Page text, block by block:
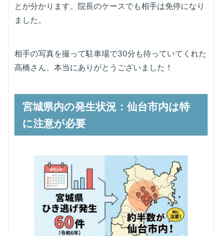
とが分かります。院長のケースでも相手は免停になり
ました。
相手の写真を撮って駐車場で30分も待っていてくれた
高橋さん、本当にありがとうございました！
宮城県内の発生状況：仙台市内は特
に注意が必要